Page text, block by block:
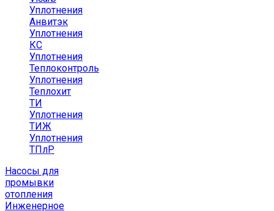
Уплотнения
Анвитэк
Уплотнения
КС
Уплотнения
Теплоконтроль
Уплотнения
Теплохит
ТИ
Уплотнения
ТИЖ
Уплотнения
ТПлР
Насосы для
промывки
отопления
Инженерное